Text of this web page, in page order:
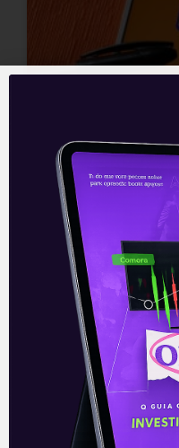
Resultados
(ITUB4) do
O Itaú Unibanco
resultado do
nesta segunda-
fechamento do
bom, levemente
Leia mais